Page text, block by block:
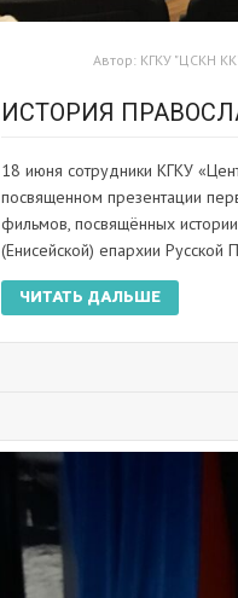
Автор: КГКУ "ЦСКН
ИСТОРИЯ
18 июня сотрудники КГКУ
посвященном презентации
фильмов, посвящённых
(Енисейской) епархии Русской
ЧИТАТЬ ДАЛЬШЕ